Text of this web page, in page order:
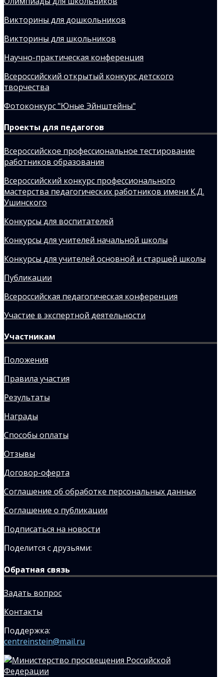
Викторины для дошкольников
Викторины для школьников
Научно-практическая конференция
Всероссийский открытый конкурс детского
творчества
Фотоконкурс "Юные Эйнштейны"
Проекты для педагогов
Всероссийское профессиональное тестирование
работников образования
Всероссийский конкурс профессионального
мастерства педагогических работников имени К.Д.
Ушинского
Конкурсы для воспитателей
Конкурсы для учителей начальной школы
Конкурсы для учителей основной и старшей школы
Публикации
Всероссийская педагогическая конференция
Участие в экспертной деятельности
Участникам
Положения
Правила участия
Результаты
Награды
Способы оплаты
Отзывы
Договор-оферта
Соглашение об обработке персональных данных
Соглашение о публикации
Подписаться на новости
Поделится с друзьями:
Обратная связь
Задать вопрос
Контакты
Поддержка:
centreinstein@mail.ru